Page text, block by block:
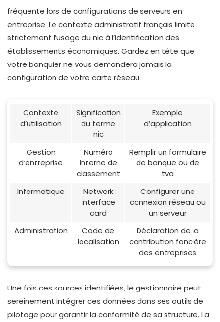
fréquente lors de configurations de serveurs en
entreprise. Le contexte administratif français limite
strictement l’usage du nic à l’identification des
établissements économiques. Gardez en tête que
votre banquier ne vous demandera jamais la
configuration de votre carte réseau.
Contexte
d’utilisation
Signification
du terme
nic
Exemple
d’application
Gestion
d’entreprise
Numéro
interne de
classement
Remplir un formulaire
de banque ou de
tva
Informatique
Network
interface
card
Configurer une
connexion réseau ou
un serveur
Administration
Code de
localisation
Déclaration de la
contribution foncière
des entreprises
Une fois ces sources identifiées, le gestionnaire peut
sereinement intégrer ces données dans ses outils de
pilotage pour garantir la conformité de sa structure. La